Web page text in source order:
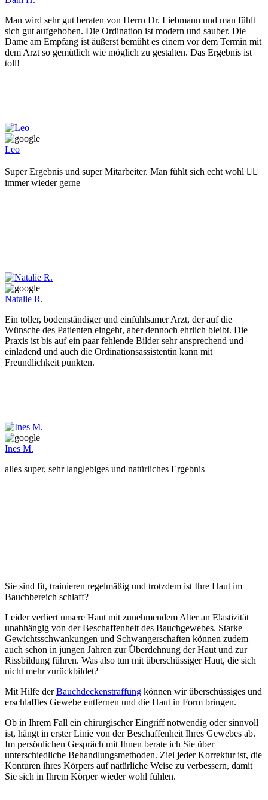
Man wird sehr gut beraten von Herrn Dr. Liebmann und man fühlt
sich gut aufgehoben. Die Ordination ist modern und sauber. Die
Dame am Empfang ist äußerst bemüht es einem vor dem Termin mit
dem Arzt so gemütlich wie möglich zu gestalten. Das Ergebnis ist
toll!
Leo
Super Ergebnis und super Mitarbeiter. Man fühlt sich echt wohl 👍🏻
immer wieder gerne
Natalie R.
Ein toller, bodenständiger und einfühlsamer Arzt, der auf die
Wünsche des Patienten eingeht, aber dennoch ehrlich bleibt. Die
Praxis ist bis auf ein paar fehlende Bilder sehr ansprechend und
einladend und auch die Ordinationsassistentin kann mit
Freundlichkeit punkten.
Ines M.
alles super, sehr langlebiges und natürliches Ergebnis
Sie sind fit, trainieren regelmäßig und trotzdem ist Ihre Haut im
Bauchbereich schlaff?
Leider verliert unsere Haut mit zunehmendem Alter an Elastizität
unabhängig von der Beschaffenheit des Bauchgewebes. Starke
Gewichtsschwankungen und Schwangerschaften können zudem
auch schon in jungen Jahren zur Überdehnung der Haut und zur
Rissbildung führen. Was also tun mit überschüssiger Haut, die sich
nicht mehr zurückbildet?
Mit Hilfe derBauchdeckenstraffung können wir überschüssiges und
erschlafftes Gewebe entfernen und die Haut in Form bringen.
Ob in Ihrem Fall ein chirurgischer Eingriff notwendig oder sinnvoll
ist, hängt in erster Linie von der Beschaffenheit Ihres Gewebes ab.
Im persönlichen Gespräch mit Ihnen berate ich Sie über
unterschiedliche Behandlungsmethoden. Ziel jeder Korrektur ist, die
Konturen ihres Körpers auf natürliche Weise zu verbessern, damit
Sie sich in Ihrem Körper wieder wohl fühlen.